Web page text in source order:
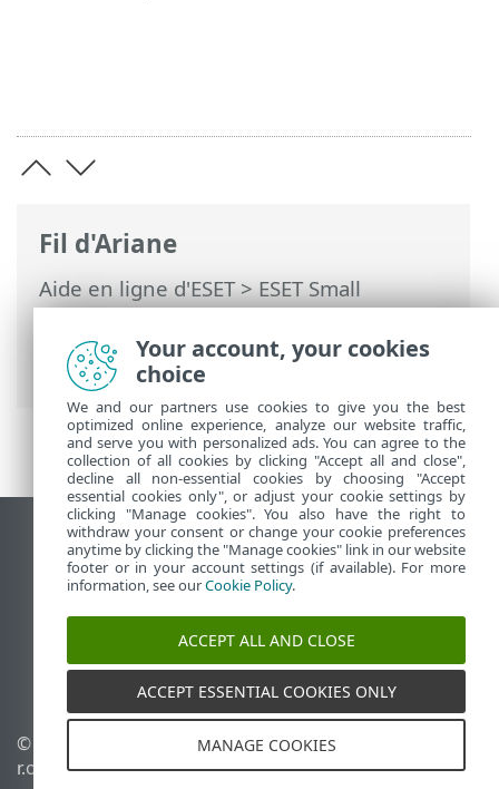
Fil d'Ariane
Aide en ligne d'ESET>ESET Small
Business Security>Foire aux questions>
Comment autoriser la communication
pour une certaine application
Afficher le site pour ordinateur de bureau
End of Life
Base de connaissances ESET
Forum ESET
ESET Status Portal
Assistance régionale
© 1992 - 2026 ESET, spol. s
r.o. - Tous droits réservés.
Gérer les témoins
Politique relative aux
Your account, your cookies
choice
We and our partners use cookies to give you the best
optimized online experience, analyze our website traffic,
and serve you with personalized ads. You can agree to the
collection of all cookies by clicking "Accept all and close",
decline all non-essential cookies by choosing "Accept
essential cookies only", or adjust your cookie settings by
clicking "Manage cookies". You also have the right to
withdraw your consent or change your cookie preferences
anytime by clicking the "Manage cookies" link in our website
footer or in your account settings (if available). For more
information, see ourCookie Policy.
ACCEPT ALL AND CLOSE
ACCEPT ESSENTIAL COOKIES ONLY
MANAGE COOKIES